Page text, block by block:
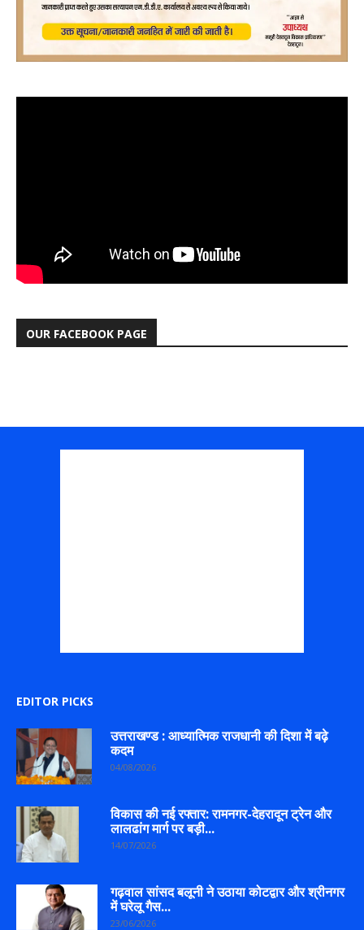
OUR FACEBOOK PAGE
EDITOR PICKS
उत्तराखण्ड : आध्यात्मिक राजधानी की दिशा में बढ़े
कदम
04/08/2026
विकास की नई रफ्तार: रामनगर-देहरादून ट्रेन और
लालढांग मार्ग पर बड़ी...
14/07/2026
गढ़वाल सांसद बलूनी ने उठाया कोटद्वार और श्रीनगर
में घरेलू गैस...
23/06/2026